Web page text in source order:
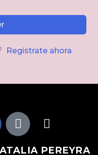
Regístrate ahora
PEREYRA